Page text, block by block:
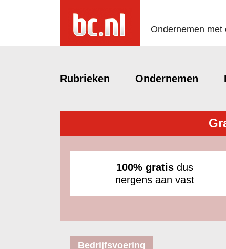
Ondernemen met
Rubrieken Ondernemen
100% gratis dus
nergens aan vast
Bedrijfsvoering